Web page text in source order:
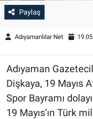
Paylaş
Adıyamanlılar Net
Adıyaman
Dişkaya, 19 Mayıs
Spor Bayramı
19 Mayıs’ın Türk
Ekonomi
Çevre
BİLİM VE
Şambayat Haber